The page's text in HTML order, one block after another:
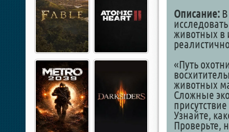
Описание:
животных в
«Путь
животных
Сложные
Узнайте,
Проверьте,